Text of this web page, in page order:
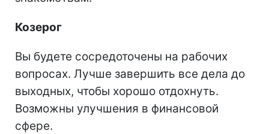
Козерог
Вы будете сосредоточены на рабочих
вопросах. Лучше завершить все дела до
выходных, чтобы хорошо отдохнуть.
Возможны улучшения в финансовой
сфере.